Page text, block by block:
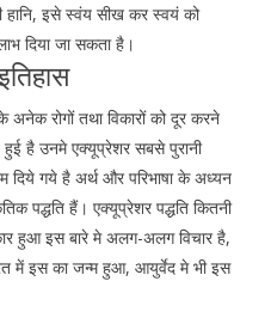
हानि, इसे स्वंय सीख कर स्वयं को
दिया जा सकता है।
रोगों तथा विकारों को दूर करने
हुई है उनमे एक्यूप्रेशर सबसे पुरानी
दिये गये है अर्थ और परिभाषा के अध्यन
पद्धति हैं। एक्यूप्रेशर पद्धति कितनी
हुआ इस बारे मे अलग-अलग विचार है,
में इस का जन्म हुआ, आयुर्वेद मे भी इस